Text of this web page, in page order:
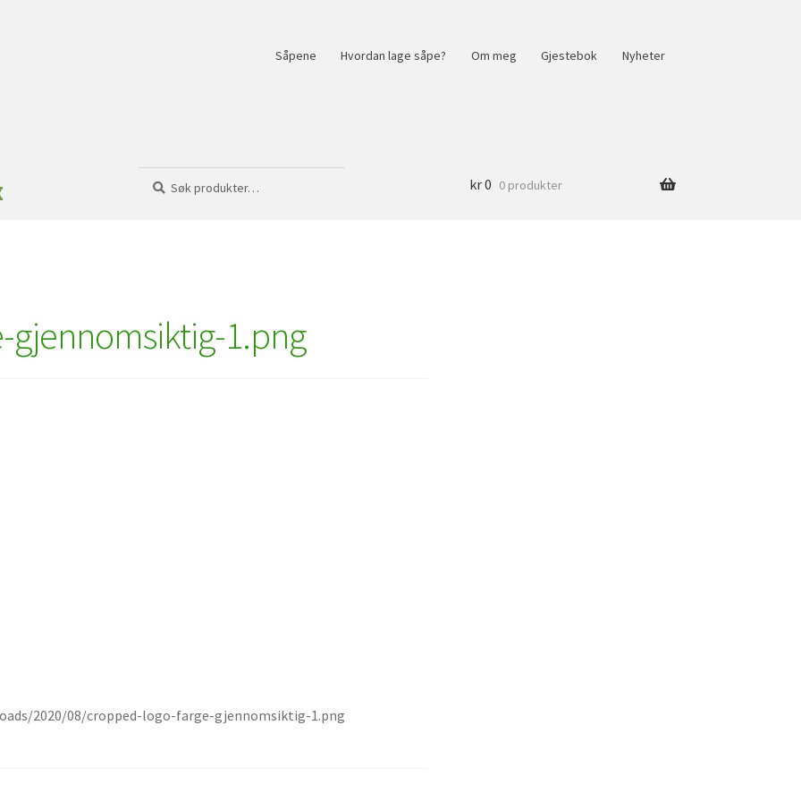
Såpene Hvordan lage såpe? Om meg Gjestebok Nyheter
etter:
kr0 0 produkter
1.png
2020/08/cropped-logo-farge-gjennomsiktig-1.png